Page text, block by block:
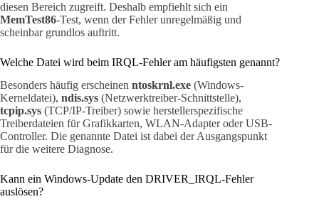
diesen Bereich zugreift. Deshalb empfiehlt sich ein
MemTest86-Test, wenn der Fehler unregelmäßig und
scheinbar grundlos auftritt.
Welche Datei wird beim IRQL-Fehler am häufigsten genannt?
Besonders häufig erscheinen ntoskrnl.exe (Windows-
Kerneldatei), ndis.sys (Netzwerktreiber-Schnittstelle),
tcpip.sys (TCP/IP-Treiber) sowie herstellerspezifische
Treiberdateien für Grafikkarten, WLAN-Adapter oder USB-
Controller. Die genannte Datei ist dabei der Ausgangspunkt
für die weitere Diagnose.
Kann ein Windows-Update den DRIVER_IRQL-Fehler
auslösen?